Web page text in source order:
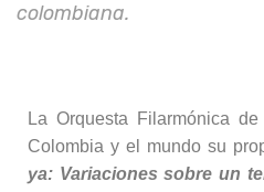
colombiana.
La Orquesta Filarmónica
Colombia y el mundo su
ya: Variaciones sobre un